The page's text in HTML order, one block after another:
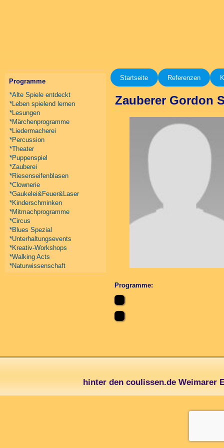
Programme
*Alte Spiele entdeckt
*Leben spielend lernen
*Lesungen
*Märchenprogramme
*Liedermacherei
*Percussion
*Theater
*Puppenspiel
*Zauberei
*Riesenseifenblasen
*Clownerie
*Gaukelei&Feuer&Laser
*Kinderschminken
*Mitmachprogramme
*Circus
*Blues Spezial
*Unterhaltungsevents
*Kreativ-Workshops
*Walking Acts
*Naturwissenschaft
Startseite Referenzen
Zauberer Gordon
Programme:
hinter den coulissen.de Weimarer